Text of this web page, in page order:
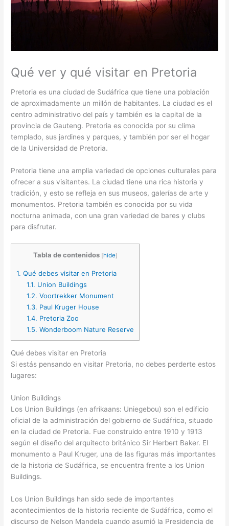
Qué ver y qué visitar en Pretoria
Pretoria es una ciudad de Sudáfrica que tiene una población
de aproximadamente un millón de habitantes. La ciudad es el
centro administrativo del país y también es la capital de la
provincia de Gauteng. Pretoria es conocida por su clima
templado, sus jardines y parques, y también por ser el hogar
de la Universidad de Pretoria.
Pretoria tiene una amplia variedad de opciones culturales para
ofrecer a sus visitantes. La ciudad tiene una rica historia y
tradición, y esto se refleja en sus museos, galerías de arte y
monumentos. Pretoria también es conocida por su vida
nocturna animada, con una gran variedad de bares y clubs
para disfrutar.
Tabla de contenidos [hide]
1. Qué debes visitar en Pretoria
1.1. Union Buildings
1.2. Voortrekker Monument
1.3. Paul Kruger House
1.4. Pretoria Zoo
1.5. Wonderboom Nature Reserve
Qué debes visitar en Pretoria
Si estás pensando en visitar Pretoria, no debes perderte estos
lugares:
Union Buildings
Los Union Buildings (en afrikaans: Uniegebou) son el edificio
oficial de la administración del gobierno de Sudáfrica, situado
en la ciudad de Pretoria. Fue construido entre 1910 y 1913
según el diseño del arquitecto británico Sir Herbert Baker. El
monumento a Paul Kruger, una de las figuras más importantes
de la historia de Sudáfrica, se encuentra frente a los Union
Buildings.
Los Union Buildings han sido sede de importantes
acontecimientos de la historia reciente de Sudáfrica, como el
discurso de Nelson Mandela cuando asumió la Presidencia de